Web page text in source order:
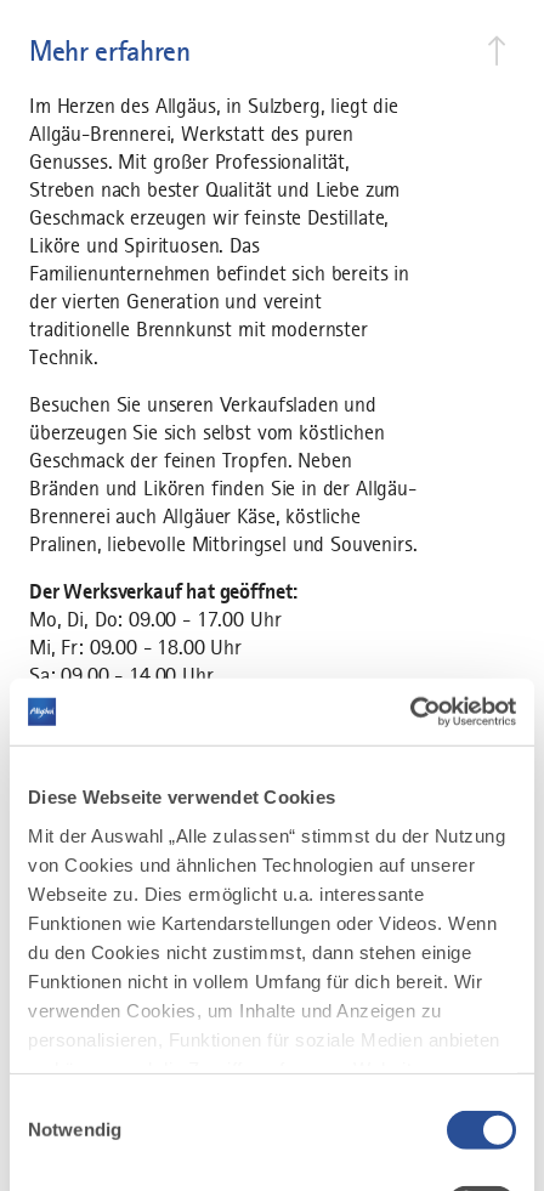
Diese Webseite verwendet Cookies
Mit der Auswahl „Alle zulassen“ stimmst du der Nutzung
von Cookies und ähnlichen Technologien auf unserer
Webseite zu. Dies ermöglicht u.a. interessante
Funktionen wie Kartendarstellungen oder Videos. Wenn
du den Cookies nicht zustimmst, dann stehen einige
Funktionen nicht in vollem Umfang für dich bereit. Wir
verwenden Cookies, um Inhalte und Anzeigen zu
personalisieren, Funktionen für soziale Medien anbieten
deiner Verwendung unserer Website an unsere Partner
Notwendig
Mehr erfahren
Im Herzen des Allgäus, in Sulzberg, liegt die
Allgäu-Brennerei, Werkstatt des puren
Genusses. Mit großer Professionalität,
Streben nach bester Qualität und Liebe zum
Geschmack erzeugen wir feinste Destillate,
Liköre und Spirituosen. Das
Familienunternehmen befindet sich bereits in
der vierten Generation und vereint
traditionelle Brennkunst mit modernster
Technik.
Besuchen Sie unseren Verkaufsladen und
überzeugen Sie sich selbst vom köstlichen
Geschmack der feinen Tropfen. Neben
Bränden und Likören finden Sie in der Allgäu-
Brennerei auch Allgäuer Käse, köstliche
Pralinen, liebevolle Mitbringsel und Souvenirs.
Der Werksverkauf hat geöffnet:
Mo, Di, Do: 09.00 - 17.00 Uhr
Mi, Fr: 09.00 - 18.00 Uhr
Sa: 09.00 - 14.00 Uhr
Führung:
Sie möchten hautnah erleben, wie ein aus der
Flasche kommt? Dann ist unsere Führung,
jeden Mittwoch um 16:30 Uhr, genau das
Richtige für Sie. Bitte melden Sie sich vorab
telefonisch an unter 08376 929 920.
Führung mit anschließender Verkostung,
Dauer ca. 1 Stunde
Kosten pro Person 4,50 €